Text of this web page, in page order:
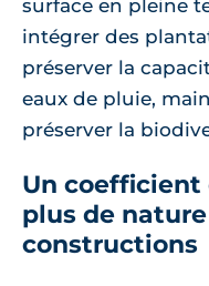
surface en pleine
intégrer des
préserver la
eaux de pluie,
préserver la
Un coefficient
plus de
constructions